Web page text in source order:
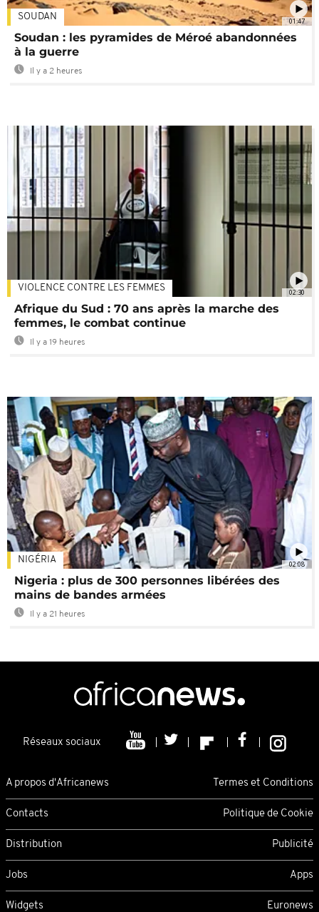
01:47
SOUDAN
Soudan : les pyramides de Méroé abandonnées
à la guerre
Il y a 2 heures
02:30
VIOLENCE CONTRE LES FEMMES
Afrique du Sud : 70 ans après la marche des
femmes, le combat continue
Il y a 19 heures
02:08
NIGÉRIA
Nigeria : plus de 300 personnes libérées des
mains de bandes armées
Il y a 21 heures
Réseaux sociaux
A propos d'Africanews Termes et Conditions
Contacts Politique de Cookie
Distribution Publicité
Jobs Apps
Widgets Euronews